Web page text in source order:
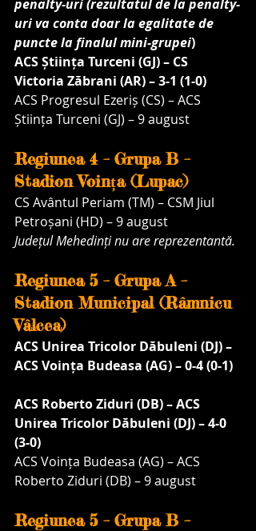
penalty-uri (rezultatul de la penalty-
uri va conta doar la egalitate de
puncte la finalul mini-grupei)
ACS Știința Turceni (GJ) – CS
Victoria Zăbrani (AR) – 3-1 (1-0)
ACS Progresul Ezeriș (CS) – ACS
Știința Turceni (GJ) – 9 august
Regiunea 4 – Grupa B –
Stadion Voința (Lupac)
CS Avântul Periam (TM) – CSM Jiul
Petroșani (HD) – 9 august
Județul Mehedinți nu are reprezentantă.
Regiunea 5 – Grupa A –
Stadion Municipal (Râmnicu
Vâlcea)
ACS Unirea Tricolor Dăbuleni (DJ) –
ACS Voința Budeasa (AG) – 0-4 (0-1)
ACS Roberto Ziduri (DB) – ACS
Unirea Tricolor Dăbuleni (DJ) – 4-0
(3-0)
ACS Voința Budeasa (AG) – ACS
Roberto Ziduri (DB) – 9 august
Regiunea 5 – Grupa B –